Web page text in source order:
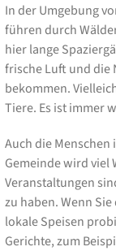
In der Umgebung
führen durch
hier lange
frische Luft und die
bekommen.
Tiere. Es ist immer
Auch die
Gemeinde wird viel
Veranstaltungen
zu haben. Wenn
lokale Speisen
Gerichte, zum